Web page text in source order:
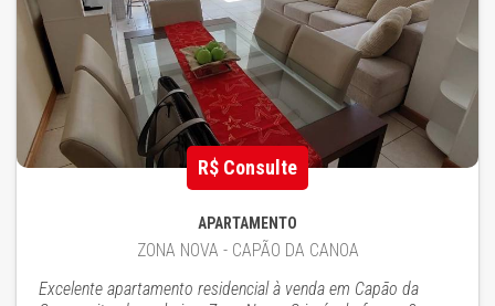
R$ Consulte
APARTAMENTO
ZONA NOVA - CAPÃO DA CANOA
Excelente apartamento residencial à venda em Capão da